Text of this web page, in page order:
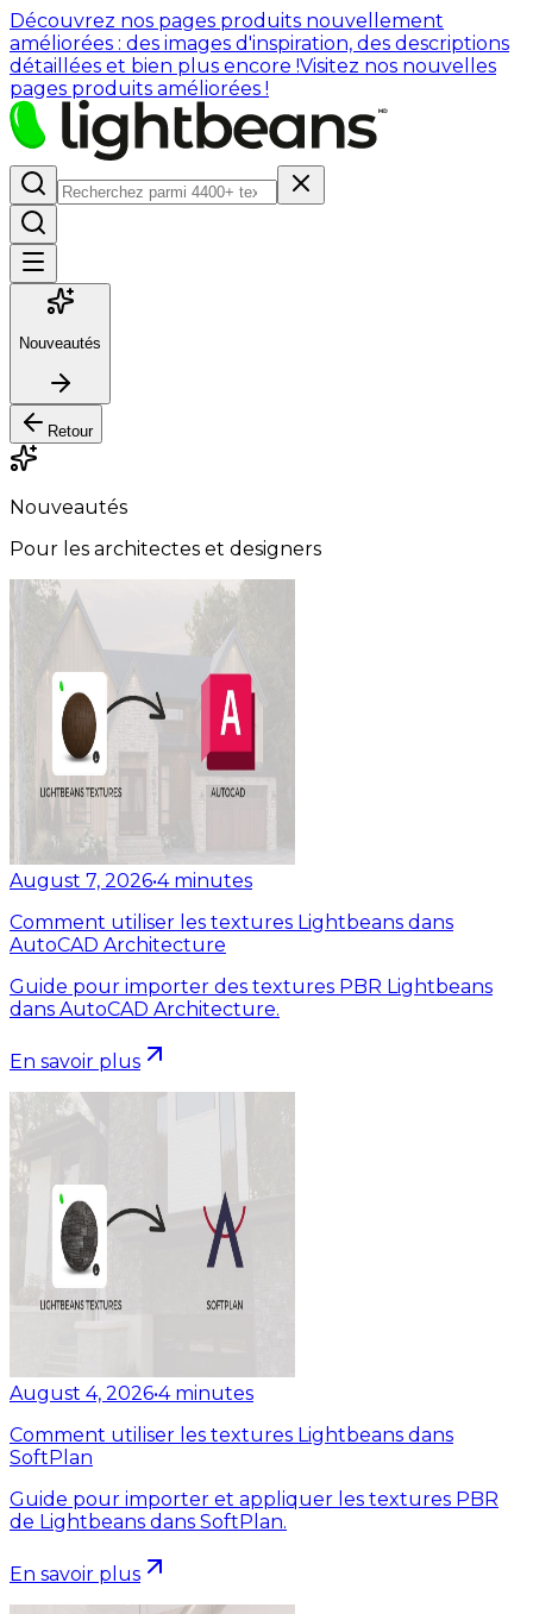
Découvrez nos pages produits nouvellement
améliorées : des images d'inspiration, des descriptions
détaillées et bien plus encore !Visitez nos nouvelles
pages produits améliorées !
Nouveautés
Retour
Nouveautés
Pour les architectes et designers
August 7, 2026•4 minutes
Comment utiliser les textures Lightbeans dans
AutoCAD Architecture
Guide pour importer des textures PBR Lightbeans
dans AutoCAD Architecture.
En savoir plus
August 4, 2026•4 minutes
Comment utiliser les textures Lightbeans dans
SoftPlan
Guide pour importer et appliquer les textures PBR
de Lightbeans dans SoftPlan.
En savoir plus